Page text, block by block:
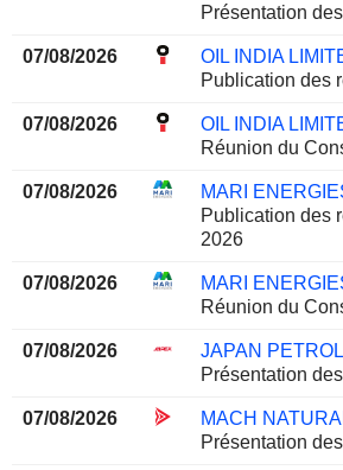
Présentation
07/08/2026
OIL INDIA
Publication des
07/08/2026
OIL INDIA
Réunion du
07/08/2026
MARI
Publication des
2026
07/08/2026
MARI
Réunion du
07/08/2026
Présentation
07/08/2026
Présentation